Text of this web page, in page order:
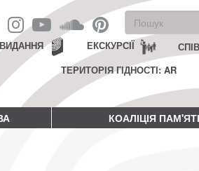
форма
Пошук
ЕКСКУРСІЇ
ВИДАННЯ
ТЕРИТОРІЯ ГІДНОСТІ: AR
КОАЛІЦІЯ ПАМ'ЯТІ